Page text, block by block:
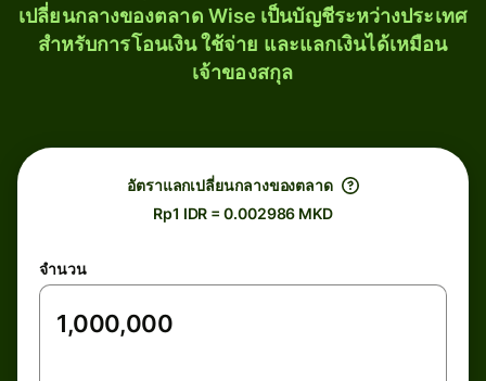
เปลี่ยนกลางของตลาด Wise เป็นบัญชีระหว่างประเทศ
สำหรับการโอนเงิน ใช้จ่าย และแลกเงินได้เหมือน
เจ้าของสกุล
อัตราแลกเปลี่ยนกลางของตลาด
Rp1 IDR = 0.002986 MKD
จำนวน